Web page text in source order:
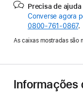
Precisa de
Converse agora
0800-761-0867.
As caixas mostradas são
Informações